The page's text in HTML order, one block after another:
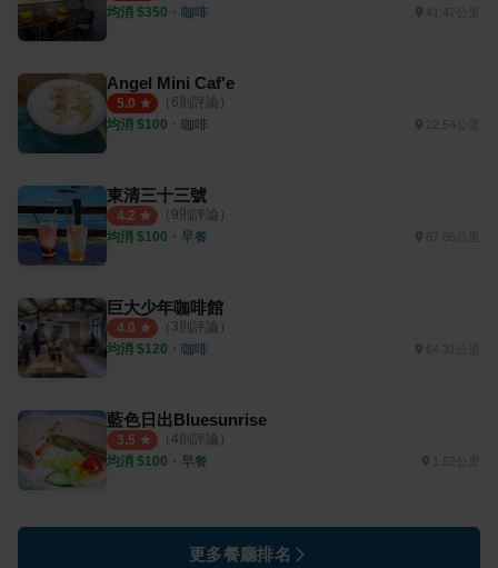
均消 $350 ・ 咖啡
Angel Mini Caf'e
5.0 （ 6則評論）
均消 $100 ・ 咖啡 22.54公里
東清三十三號
4.2 （ 9則評論）
均消 $100 ・ 早餐 87.85公里
巨大少年咖啡館
4.0 （ 3則評論）
均消 $120 ・ 咖啡
藍色日出Bluesunrise
3.5 （ 4則評論）
均消 $100 ・ 早餐 1.52公里
更多餐廳排名